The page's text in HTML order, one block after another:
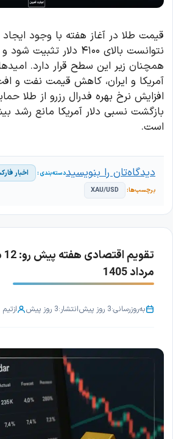
قیمت طلا در آغاز هفته با وجود
نتوانست بالای ۴۱۰۰ دلار
همچنان زیر این سطح قرار دارد.
آمریکا و ایران، کاهش قیمت نفت و
افزایش نرخ بهره فدرال رزرو از طلا
بازگشت نسبی دلار آمریکا مانع رشد
است.
اخبار
XAU/USD
دیدگاه‌تان را بنویسید
مرداد 1405
به‌روزرسانی:3 روز پیش انتشار:3 روز پیش از